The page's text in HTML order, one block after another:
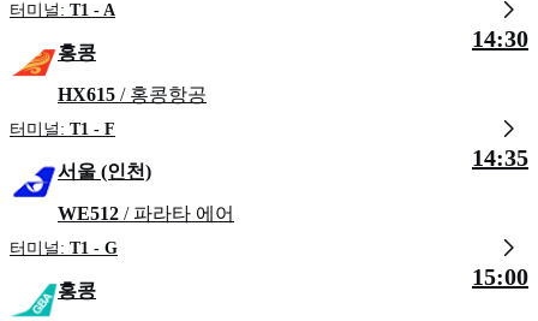
터미널: T1 - A
홍콩
HX615 / 홍콩항공
터미널: T1 - F
14:30
서울 (인천)
WE512 / 파라타 에어
터미널: T1 - G
14:35
홍콩
15:00